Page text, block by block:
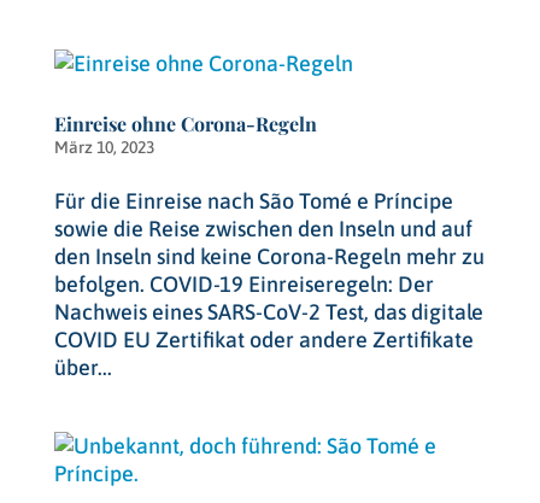
Einreise ohne Corona-Regeln
März 10, 2023
Für die Einreise nach São Tomé e Príncipe
sowie die Reise zwischen den Inseln und auf
den Inseln sind keine Corona-Regeln mehr zu
befolgen. COVID-19 Einreiseregeln: Der
Nachweis eines SARS-CoV-2 Test, das digitale
COVID EU Zertifikat oder andere Zertifikate
über...